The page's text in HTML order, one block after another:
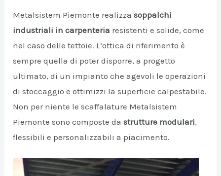
Metalsistem Piemonte realizzasoppalchi
industriali in carpenteria resistenti e solide, come
nel caso delle tettoie. L’ottica di riferimento è
sempre quella di poter disporre, a progetto
ultimato, di un impianto che agevoli le operazioni
di stoccaggio e ottimizzi la superficie calpestabile.
Non per niente le scaffalature Metalsistem
Piemonte sono composte da strutture modulari,
flessibili e personalizzabili a piacimento.